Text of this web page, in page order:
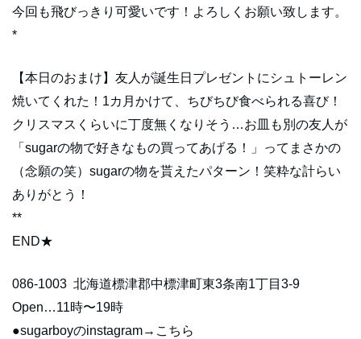
今回も飛びっきり可愛いです！よろしくお願い致します。
*
【本日のおまけ】友人が誕生日プレゼントにシュトーレン
焼いてくれた！1カ月かけて、ちびちび食べられる喜び！
クリスマスくらいに丁度無くなりそう…お皿も別の友人が
「sugarの物で好きなもの買ってあげる！」ってまさかの
（念願の笑）sugarの物を貰えたパターン！笑粋な計らい
ありがとう！
**
END★
086-1003 北海道標津郡中標津町東3条南1丁目3-9
Open…11時〜19時
●sugarboyのinstagram→こちら